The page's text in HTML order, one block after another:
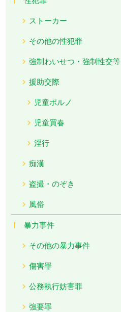
ストーカー
その他の性犯罪
強制わいせつ・強制性交等
援助交際
児童ポルノ
児童買春
淫行
痴漢
盗撮・のぞき
風俗
暴力事件
その他の暴力事件
傷害罪
公務執行妨害罪
強要罪